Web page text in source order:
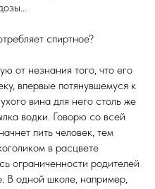
спиртное?
от незнания того, что его
впервые потянувшемуся к
вина для него столь же
водки. Говорю со всей
пить человек, тем
в расцвете
ограниченности родителей
В одной школе, например,